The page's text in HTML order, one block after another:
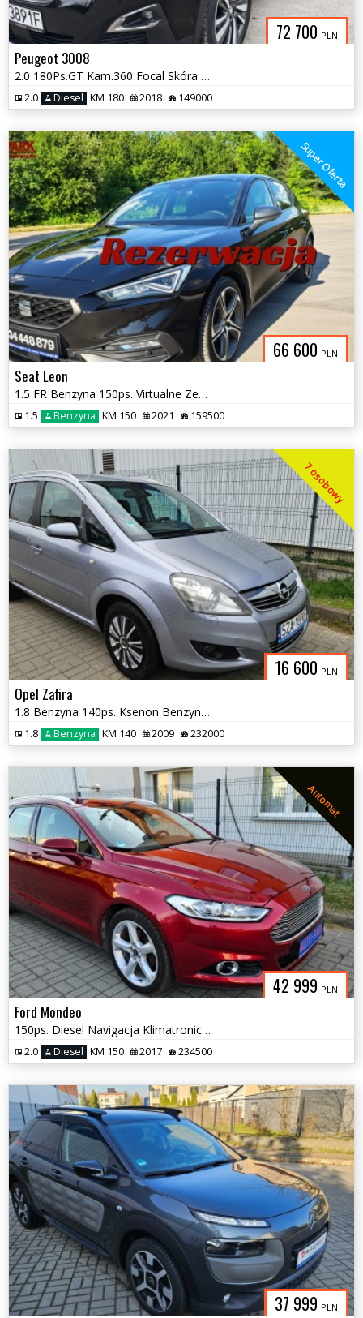
72 700 PLN
Peugeot 3008
2.0 180Ps.GT Kam.360 Focal Skóra Panorama Masaże Navi 2018
2.0 Diesel KM 180 2018 149000
66 600 PLN
Super Oferta
Seat Leon
1.5 FR Benzyna 150ps. Virtualne Zegary Klimatronic x3 Indukcja 2021
1.5 Benzyna KM 150 2021 159500
16 600 PLN
7 osobowy
Opel Zafira
1.8 Benzyna 140ps. Ksenon Benzyna 7-0sób
1.8 Benzyna KM 140 2009 232000
42 999 PLN
Automat
Ford Mondeo
150ps. Diesel Navigacja Klimatronic Dwustrefowy 2017
2.0 Diesel KM 150 2017 234500
37 999 PLN